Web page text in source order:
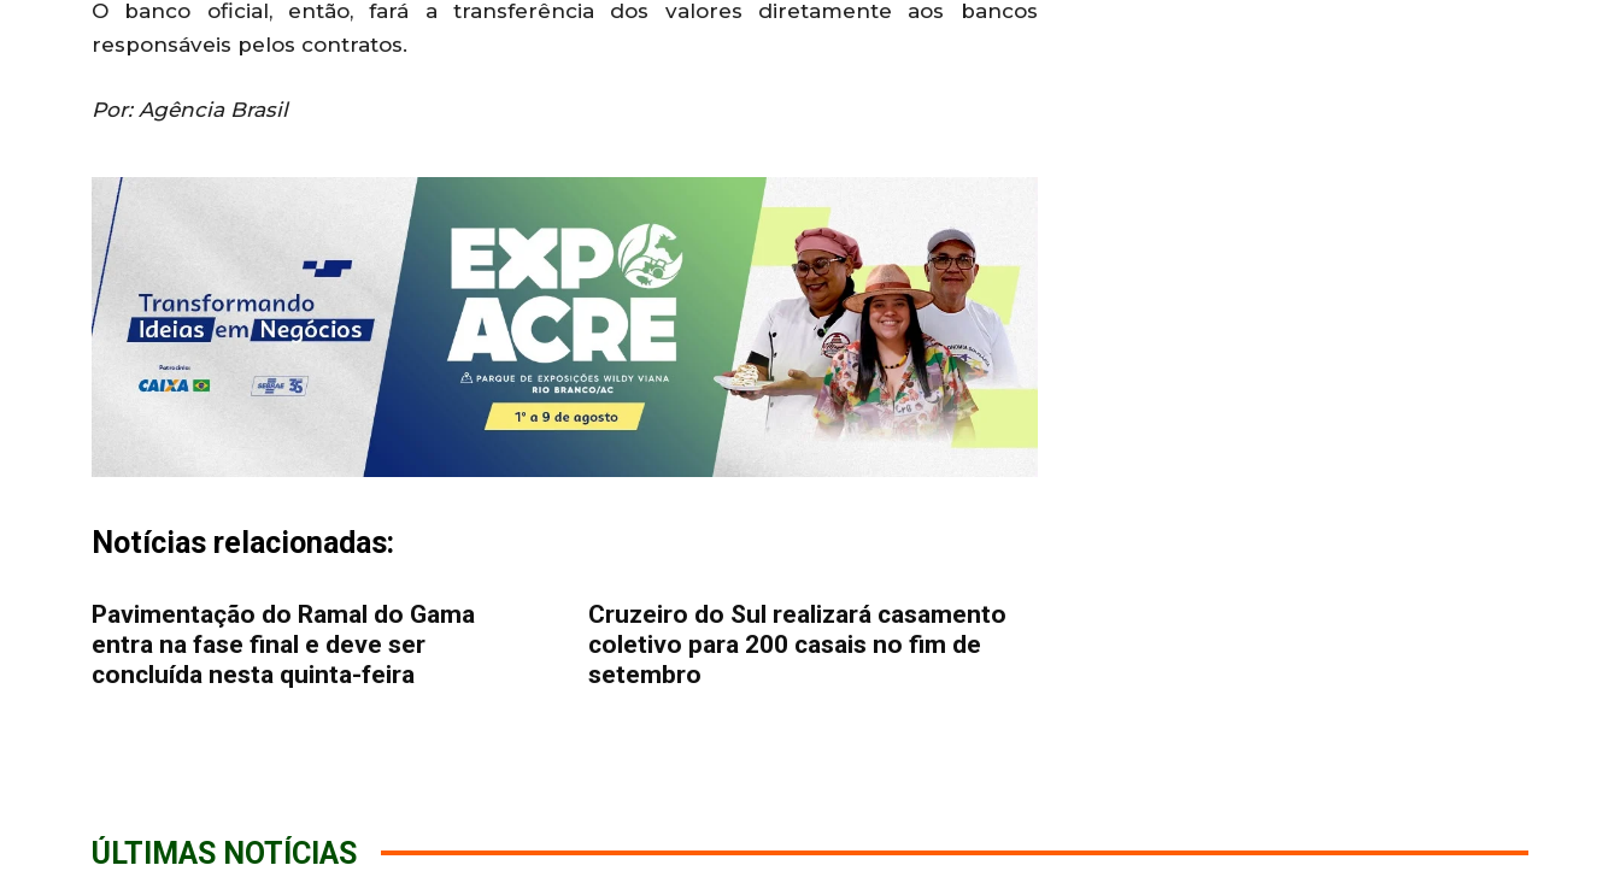
O banco oficial, então, fará a transferência dos valores diretamente aos bancos
responsáveis pelos contratos.
Por: Agência Brasil
Notícias relacionadas:
Pavimentação do Ramal do Gama
entra na fase final e deve ser
concluída nesta quinta-feira
Cruzeiro do Sul realizará casamento
coletivo para 200 casais no fim de
setembro
ÚLTIMAS NOTÍCIAS